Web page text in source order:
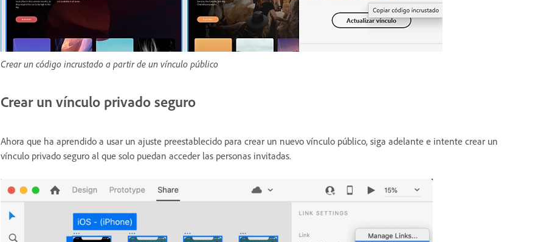
Crear un código incrustado a partir de un vínculo público
Crear un vínculo privado seguro
Ahora que ha aprendido a usar un ajuste preestablecido para crear un nuevo vínculo público, siga adelante e intente crear un
vínculo privado seguro al que solo puedan acceder las personas invitadas.